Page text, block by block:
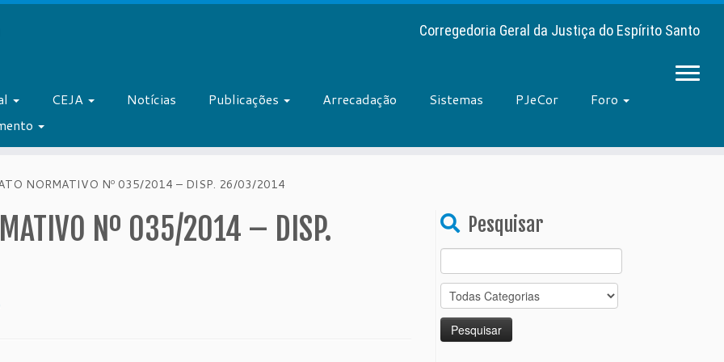
Corregedoria Geral da Justiça do Espírito Santo
CEJA Notícias Publicações Arrecadação Sistemas PJeCor
Foro
NORMATIVO Nº 035/2014 – DISP. 26/03/2014
Nº 035/2014 – DISP.
Pesquisar
for: